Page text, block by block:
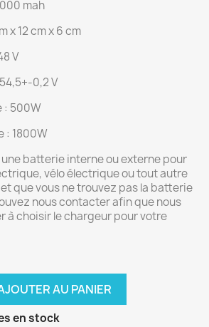
mah
x 12 cm x 6 cm
V
0,2 V
: 500W
: 1800W
batterie interne ou externe pour
vélo électrique ou tout autre
que vous ne trouvez pas la batterie
nous contacter afin que nous
à choisir le chargeur pour votre
AU PANIER
en stock